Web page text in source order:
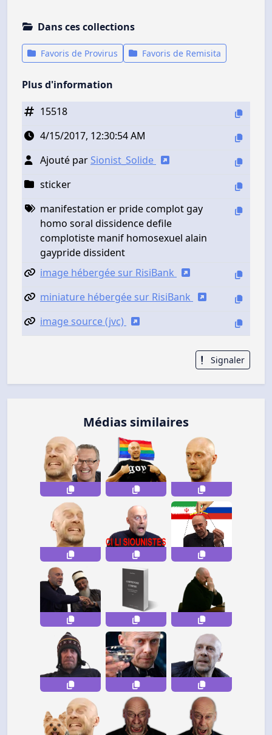
Dans ces collections
Favoris de Provirus Favoris de Remisita
Plus d'information
15518
4/15/2017, 12:30:54 AM
Ajouté par Sionist_Solide
sticker
manifestation er pride complot gay
homo soral dissidence defile
complotiste manif homosexuel alain
gaypride dissident
image hébergée sur RisiBank
miniature hébergée sur RisiBank
image source (jvc)
Signaler
Médias similaires